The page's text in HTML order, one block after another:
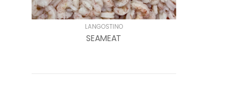
LANGOSTINO
SEAMEAT